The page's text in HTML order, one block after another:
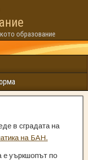
образование
в сградата на
на БАН.
е уъркшопът по